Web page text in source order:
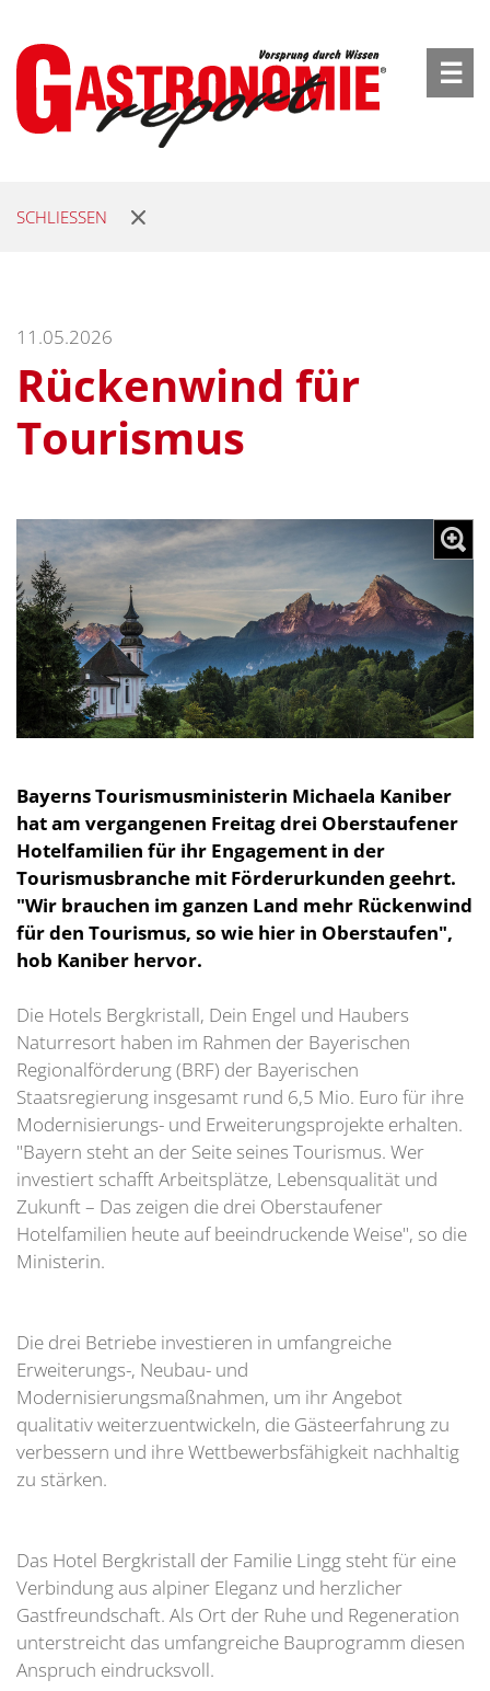
☰
SCHLIESSEN
11.05.2026
Rückenwind für
Tourismus
Bayerns Tourismusministerin Michaela Kaniber
hat am vergangenen Freitag drei Oberstaufener
Hotelfamilien für ihr Engagement in der
Tourismusbranche mit Förderurkunden geehrt.
"Wir brauchen im ganzen Land mehr Rückenwind
für den Tourismus, so wie hier in Oberstaufen",
hob Kaniber hervor.
Die Hotels Bergkristall, Dein Engel und Haubers
Naturresort haben im Rahmen der Bayerischen
Regionalförderung (BRF) der Bayerischen
Staatsregierung insgesamt rund 6,5 Mio. Euro für ihre
Modernisierungs- und Erweiterungsprojekte erhalten.
"Bayern steht an der Seite seines Tourismus. Wer
investiert schafft Arbeitsplätze, Lebensqualität und
Zukunft – Das zeigen die drei Oberstaufener
Hotelfamilien heute auf beeindruckende Weise", so die
Ministerin.
Die drei Betriebe investieren in umfangreiche
Erweiterungs-, Neubau- und
Modernisierungsmaßnahmen, um ihr Angebot
qualitativ weiterzuentwickeln, die Gästeerfahrung zu
verbessern und ihre Wettbewerbsfähigkeit nachhaltig
zu stärken.
Das Hotel Bergkristall der Familie Lingg steht für eine
Verbindung aus alpiner Eleganz und herzlicher
Gastfreundschaft. Als Ort der Ruhe und Regeneration
unterstreicht das umfangreiche Bauprogramm diesen
Anspruch eindrucksvoll.